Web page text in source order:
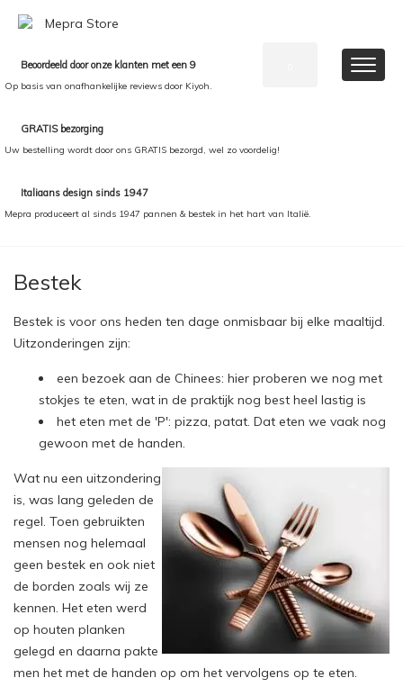
Beoordeeld door onze klanten met een 9
Op basis van onafhankelijke reviews door Kiyoh.
GRATIS bezorging
Uw bestelling wordt door ons GRATIS bezorgd, wel zo voordelig!
Italiaans design sinds 1947
Mepra produceert al sinds 1947 pannen & bestek in het hart van Italië.
Bestek
Bestek is voor ons heden ten dage onmisbaar bij elke maaltijd.
Uitzonderingen zijn:
een bezoek aan de Chinees: hier proberen we nog met
stokjes te eten, wat in de praktijk nog best heel lastig is
het eten met de 'P': pizza, patat. Dat eten we vaak nog
gewoon met de handen.
Wat nu een uitzondering
is, was lang geleden de
regel. Toen gebruikten
mensen nog helemaal
geen bestek en ook niet
de borden zoals wij ze
kennen. Het eten werd
op houten planken
gelegd en daarna pakte
men het met de handen op om het vervolgens op te eten.